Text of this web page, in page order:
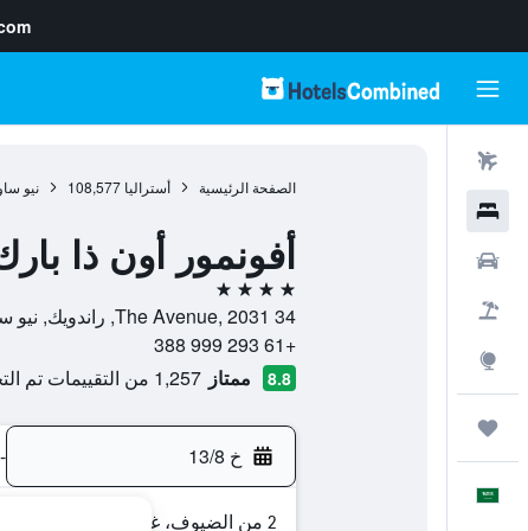
الصفحة الرئيسية أستراليا 108,577 نيو
أفونمور أون ذا
4 نجوم
34 The Avenue, 2031, راندويك, نيو ساوث ويلز, أستراليا
+61 293 999 388
8.8 ممتاز 1,257 من التقييمات تم التحقق منها
خ 13/8 -
2 من الضيوف، غرفة واحدة